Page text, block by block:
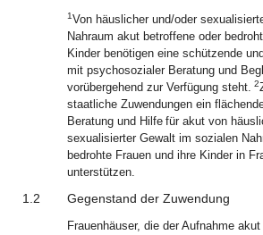
1Von häuslicher und/oder
Nahraum akut betroffene oder
Kinder benötigen eine schützende
mit psychosozialer Beratung und
vorübergehend zur Verfügung steht. 2
staatliche Zuwendungen ein
Beratung und Hilfe für akut von
sexualisierter Gewalt im sozialen
bedrohte Frauen und ihre Kinder in
unterstützen.
1.2 Gegenstand der Zuwendung
Frauenhäuser, die der Aufnahme